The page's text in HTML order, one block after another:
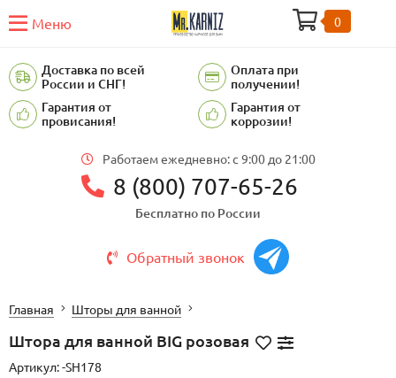
Меню 0
Доставка по всей
России и СНГ!
Оплата при
получении!
Гарантия от
провисания!
Гарантия от
коррозии!
Работаем ежедневно: c 9:00 до 21:00
8 (800) 707-65-26
Бесплатно по России
Обратный звонок
Главная Шторы для ванной
Штора для ванной BIG розовая
Артикул:-SH178